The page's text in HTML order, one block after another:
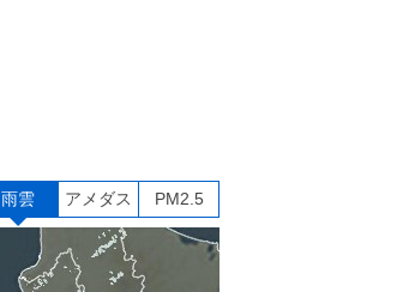
雨雲 アメダス PM2.5